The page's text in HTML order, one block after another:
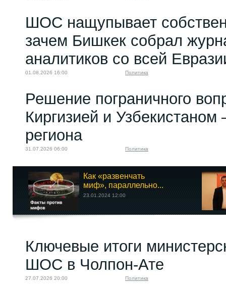
ШОС нащупывает
зачем Бишкек собрал
аналитиков со всей
01.08.2026 16:00 Политика
Решение пограничного
Киргизией и Узбекистаном
региона
31.07.2026 06:00 Политика
Как «развенчать
миф», параллельно...
23.01.2024 12:00
Ключевые итоги
ШОС в Чолпон-Ате
27.07.2026 20:00 Политика